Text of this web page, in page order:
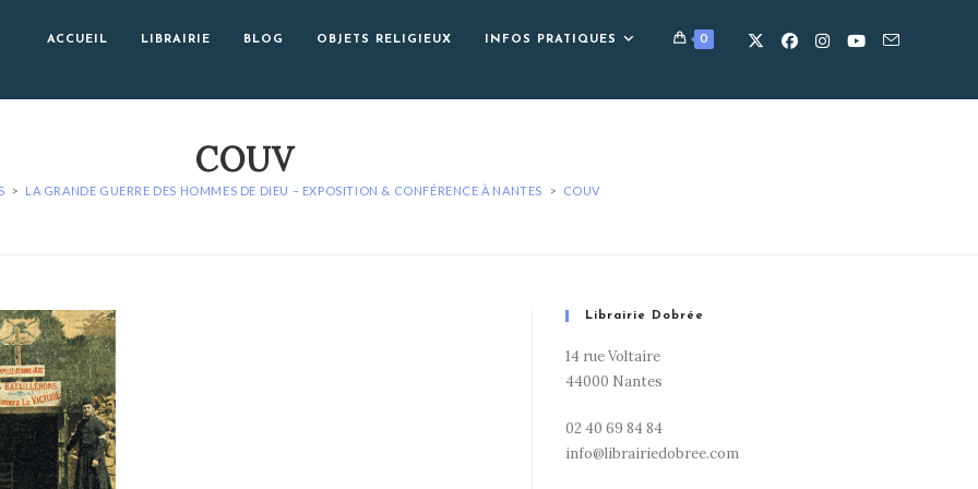
ACCUEIL LIBRAIRIE BLOG OBJETS RELIGIEUX INFOS PRATIQUES 0
COUV
> LA GRANDE GUERRE DES HOMMES DE DIEU – EXPOSITION & CONFÉRENCE À NANTES > COUV
Librairie Dobrée
14 rue Voltaire
44000 Nantes
02 40 69 84 84
info@librairiedobree.com